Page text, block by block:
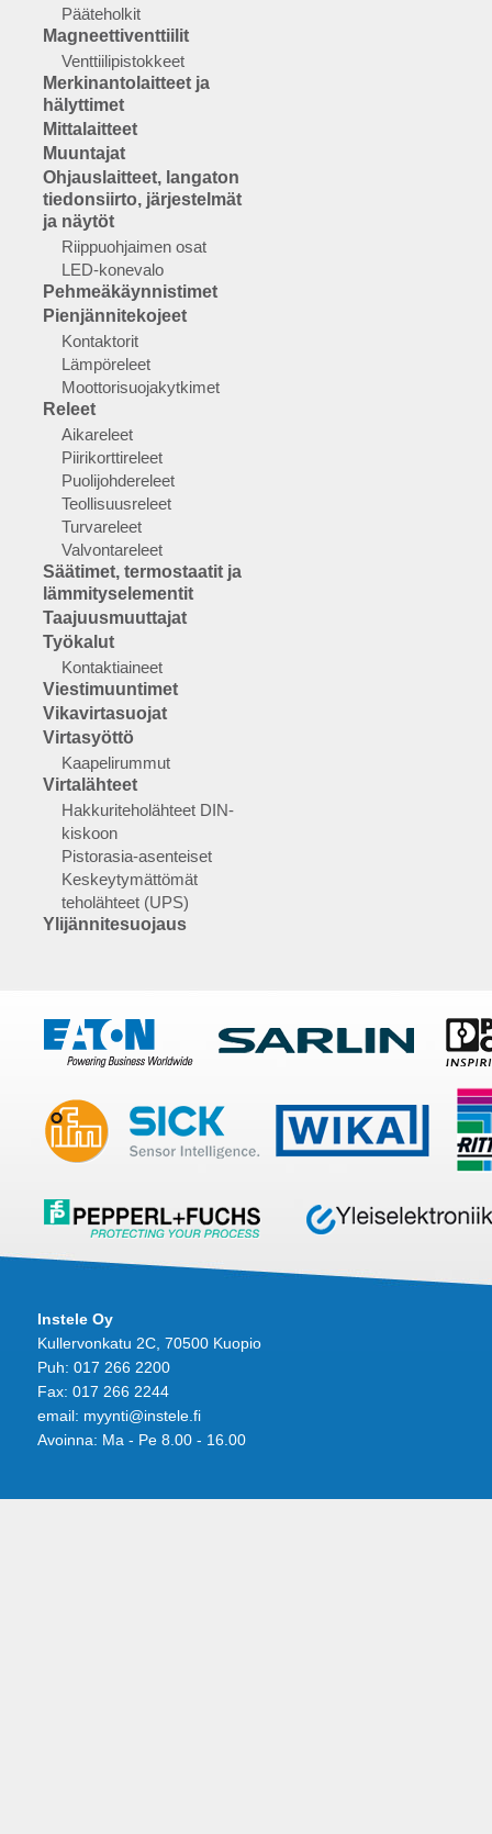
Pääteholkit
Magneettiventtiilit
Venttiilipistokkeet
Merkinantolaitteet ja
hälyttimet
Mittalaitteet
Muuntajat
Ohjauslaitteet, langaton
tiedonsiirto, järjestelmät
ja näytöt
Riippuohjaimen osat
LED-konevalo
Pehmeäkäynnistimet
Pienjännitekojeet
Kontaktorit
Lämpöreleet
Moottorisuojakytkimet
Releet
Aikareleet
Piirikorttireleet
Puolijohdereleet
Teollisuusreleet
Turvareleet
Valvontareleet
Säätimet, termostaatit ja
lämmityselementit
Taajuusmuuttajat
Työkalut
Kontaktiaineet
Viestimuuntimet
Vikavirtasuojat
Virtasyöttö
Kaapelirummut
Virtalähteet
Hakkuriteholähteet DIN-
kiskoon
Pistorasia-asenteiset
Keskeytymättömät
teholähteet (UPS)
Ylijännitesuojaus
Instele Oy
Kullervonkatu 2C, 70500 Kuopio
Puh: 017 266 2200
Fax: 017 266 2244
email: myynti@instele.fi
Avoinna: Ma - Pe 8.00 - 16.00